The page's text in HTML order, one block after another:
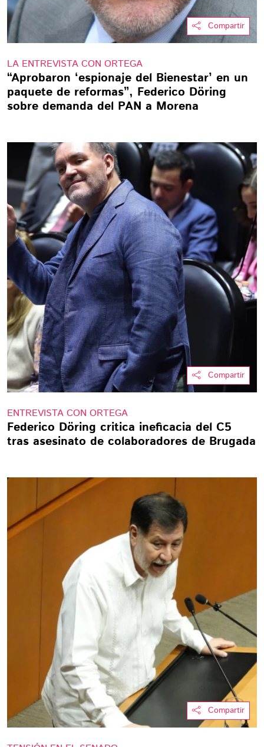
Compartir
LA ENTREVISTA CON ORTEGA
“Aprobaron ‘espionaje del Bienestar’ en un
paquete de reformas”, Federico Döring
sobre demanda del PAN a Morena
Compartir
ENTREVISTA CON ORTEGA
Federico Döring critica ineficacia del C5
tras asesinato de colaboradores de Brugada
Compartir